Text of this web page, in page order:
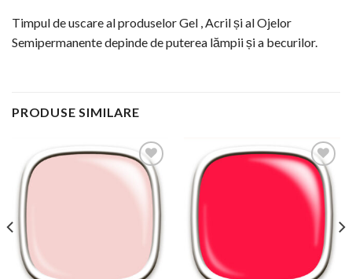
Timpul de uscare al produselor Gel , Acril și al Ojelor
Semipermanente depinde de puterea lămpii și a becurilor.
PRODUSE SIMILARE
Add to
Wishlist
Add to
Wishlist